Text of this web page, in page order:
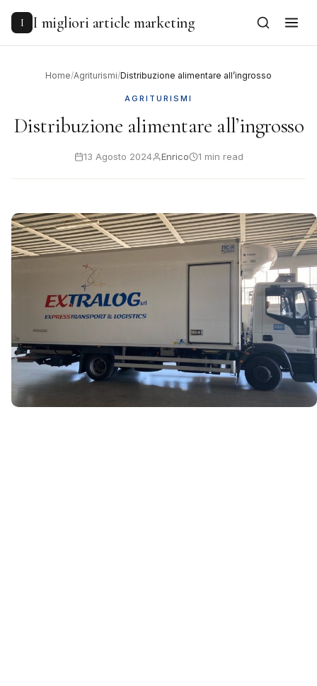
content
I I migliori article marketing
Home/Agriturismi/Distribuzione alimentare all’ingrosso
AGRITURISMI
Distribuzione alimentare all’ingrosso
13 Agosto 2024 Enrico 1 min read